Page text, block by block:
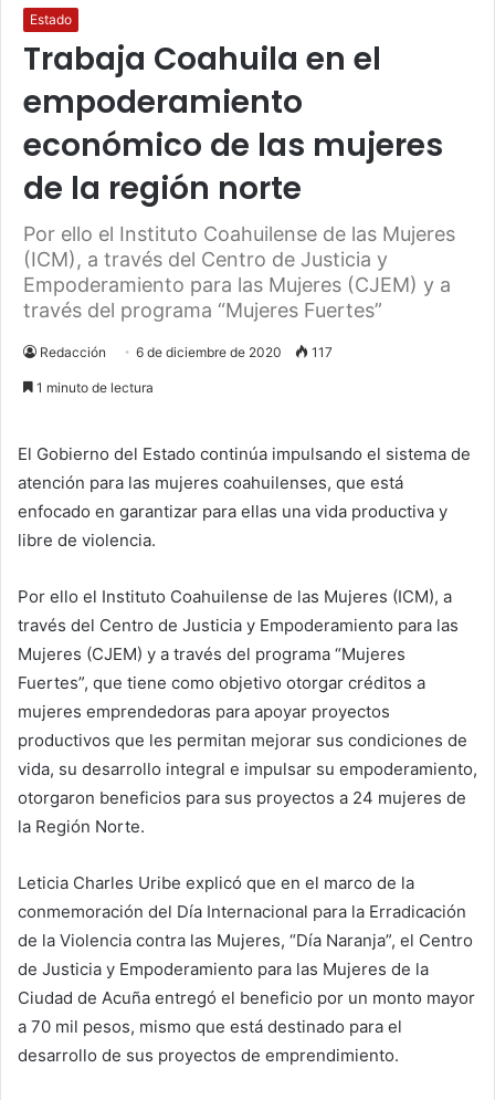
Estado
Trabaja Coahuila en el
empoderamiento
económico de las mujeres
de la región norte
Por ello el Instituto Coahuilense de las Mujeres
(ICM), a través del Centro de Justicia y
Empoderamiento para las Mujeres (CJEM) y a
través del programa “Mujeres Fuertes”
Redacción 6 de diciembre de 2020 117
1 minuto de lectura
El Gobierno del Estado continúa impulsando el sistema de
atención para las mujeres coahuilenses, que está
enfocado en garantizar para ellas una vida productiva y
libre de violencia.
Por ello el Instituto Coahuilense de las Mujeres (ICM), a
través del Centro de Justicia y Empoderamiento para las
Mujeres (CJEM) y a través del programa “Mujeres
Fuertes”, que tiene como objetivo otorgar créditos a
mujeres emprendedoras para apoyar proyectos
productivos que les permitan mejorar sus condiciones de
vida, su desarrollo integral e impulsar su empoderamiento,
otorgaron beneficios para sus proyectos a 24 mujeres de
la Región Norte.
Leticia Charles Uribe explicó que en el marco de la
conmemoración del Día Internacional para la Erradicación
de la Violencia contra las Mujeres, “Día Naranja”, el Centro
de Justicia y Empoderamiento para las Mujeres de la
Ciudad de Acuña entregó el beneficio por un monto mayor
a 70 mil pesos, mismo que está destinado para el
desarrollo de sus proyectos de emprendimiento.